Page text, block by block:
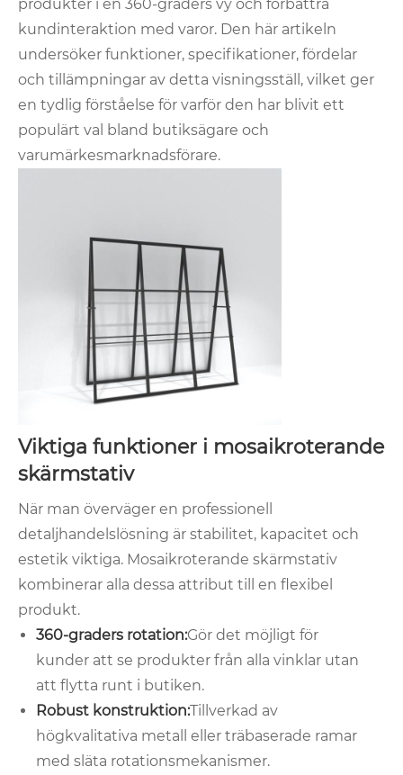
produkter i en 360-graders vy och förbättra
kundinteraktion med varor. Den här artikeln
undersöker funktioner, specifikationer, fördelar
och tillämpningar av detta visningsställ, vilket ger
en tydlig förståelse för varför den har blivit ett
populärt val bland butiksägare och
varumärkesmarknadsförare.
Viktiga funktioner i mosaikroterande
skärmstativ
När man överväger en professionell
detaljhandelslösning är stabilitet, kapacitet och
estetik viktiga. Mosaikroterande skärmstativ
kombinerar alla dessa attribut till en flexibel
produkt.
360-graders rotation:Gör det möjligt för
kunder att se produkter från alla vinklar utan
att flytta runt i butiken.
Robust konstruktion:Tillverkad av
högkvalitativa metall eller träbaserade ramar
med släta rotationsmekanismer.